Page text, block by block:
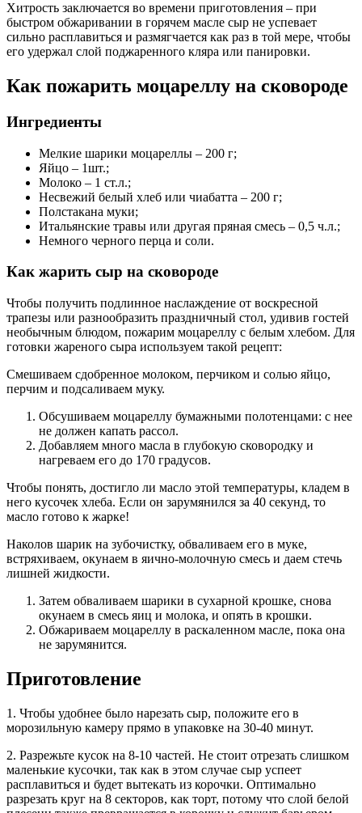
Хитрость заключается во времени приготовления – при
быстром обжаривании в горячем масле сыр не успевает
сильно расплавиться и размягчается как раз в той мере, чтобы
его удержал слой поджаренного кляра или панировки.
Как пожарить моцареллу на сковороде
Ингредиенты
Мелкие шарики моцареллы – 200 г;
Яйцо – 1шт.;
Молоко – 1 ст.л.;
Несвежий белый хлеб или чиабатта – 200 г;
Полстакана муки;
Итальянские травы или другая пряная смесь – 0,5 ч.л.;
Немного черного перца и соли.
Как жарить сыр на сковороде
Чтобы получить подлинное наслаждение от воскресной
трапезы или разнообразить праздничный стол, удивив гостей
необычным блюдом, пожарим моцареллу с белым хлебом. Для
готовки жареного сыра используем такой рецепт:
Смешиваем сдобренное молоком, перчиком и солью яйцо,
перчим и подсаливаем муку.
Обсушиваем моцареллу бумажными полотенцами: с нее
не должен капать рассол.
Добавляем много масла в глубокую сковородку и
нагреваем его до 170 градусов.
Чтобы понять, достигло ли масло этой температуры, кладем в
него кусочек хлеба. Если он зарумянился за 40 секунд, то
масло готово к жарке!
Наколов шарик на зубочистку, обваливаем его в муке,
встряхиваем, окунаем в яично-молочную смесь и даем стечь
лишней жидкости.
Затем обваливаем шарики в сухарной крошке, снова
окунаем в смесь яиц и молока, и опять в крошки.
Обжариваем моцареллу в раскаленном масле, пока она
не зарумянится.
Приготовление
1. Чтобы удобнее было нарезать сыр, положите его в
морозильную камеру прямо в упаковке на 30-40 минут.
2. Разрежьте кусок на 8-10 частей. Не стоит отрезать слишком
маленькие кусочки, так как в этом случае сыр успеет
расплавиться и будет вытекать из корочки. Оптимально
разрезать круг на 8 секторов, как торт, потому что слой белой